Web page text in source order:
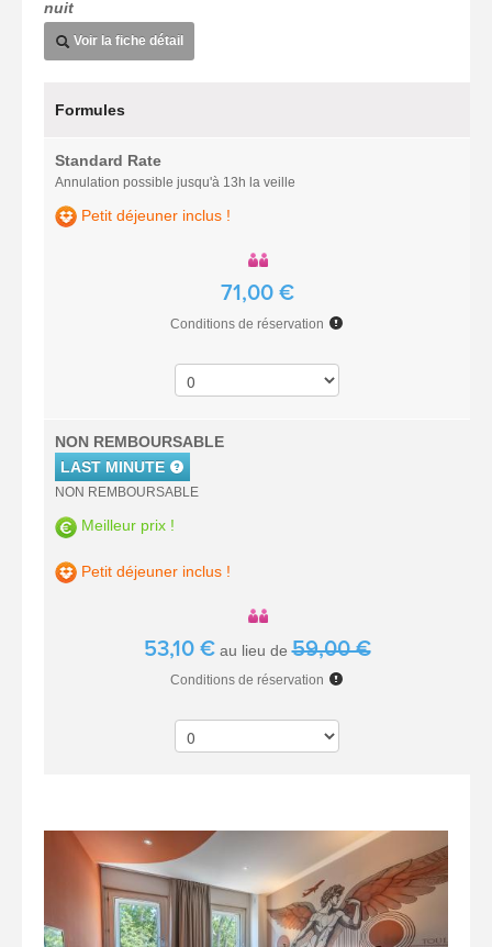
nuit
Voir la fiche détail
Formules
Standard Rate
Annulation possible jusqu'à 13h la veille
Petit déjeuner inclus !
71,00 €
Conditions de réservation
NON REMBOURSABLE
LAST MINUTE
NON REMBOURSABLE
Meilleur prix !
Petit déjeuner inclus !
53,10 €au lieu de59,00 €
Conditions de réservation